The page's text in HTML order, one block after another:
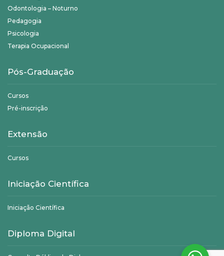
Odontologia – Noturno
Pedagogia
Psicologia
Terapia Ocupacional
Pós-Graduação
Cursos
Pré-inscrição
Extensão
Cursos
Iniciação Científica
Iniciação Científica
Diploma Digital